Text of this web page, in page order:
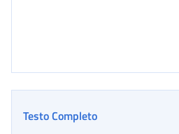
Testo Completo